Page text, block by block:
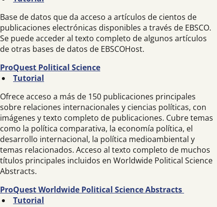
Base de datos que da acceso a artículos de cientos de
publicaciones electrónicas disponibles a través de EBSCO.
Se puede acceder al texto completo de algunos artículos
de otras bases de datos de EBSCOHost.
ProQuest Political Science
Tutorial
Ofrece acceso a más de 150 publicaciones principales
sobre relaciones internacionales y ciencias políticas, con
imágenes y texto completo de publicaciones. Cubre temas
como la política comparativa, la economía política, el
desarrollo internacional, la política medioambiental y
temas relacionados. Acceso al texto completo de muchos
títulos principales incluidos en Worldwide Political Science
Abstracts.
ProQuest Worldwide Political Science Abstracts
Tutorial